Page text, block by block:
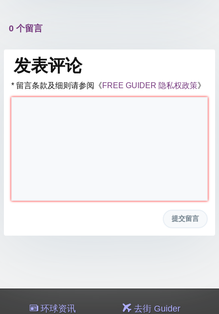
0 个留言
发表评论
* 留言条款及细则请参阅《FREE GUIDER 隐私权政策》
环球资讯 去街 Guider